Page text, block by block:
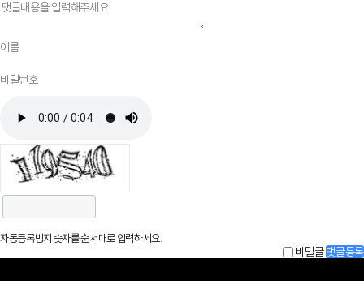
자동등록방지 숫자를 순서대로 입력하세요.
비밀글 댓글등록